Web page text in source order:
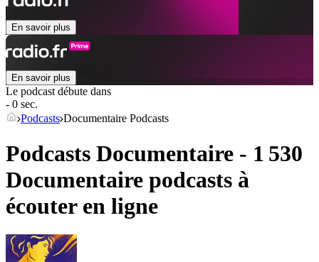
En savoir plus
En savoir plus
Le podcast débute dans
- 0 sec.
Podcasts Documentaire Podcasts
Podcasts Documentaire - 1 530
Documentaire podcasts à
écouter en ligne